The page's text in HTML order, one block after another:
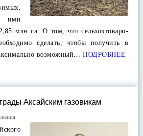
ими
2,85 млн га. О том, что сельхозтоваро-
сделать, чтобы получить в
возможный… ПОДРОБНЕЕ
Аксайским газовикам